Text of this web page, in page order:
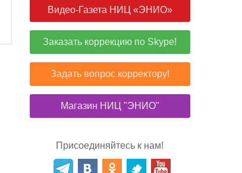
Видео-Газета НИЦ «ЭНИО»
Заказать коррекцию по Skype!
Задать вопрос корректору!
Магазин НИЦ "ЭНИО"
Присоединяйтесь к нам!